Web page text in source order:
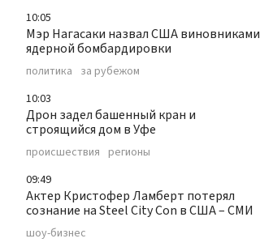
10:05
Мэр Нагасаки назвал США виновниками
ядерной бомбардировки
политика за рубежом
10:03
Дрон задел башенный кран и
строящийся дом в Уфе
происшествия регионы
09:49
Актер Кристофер Ламберт потерял
сознание на Steel City Con в США – СМИ
шоу-бизнес